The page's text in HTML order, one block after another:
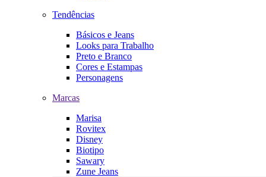
Tendências
Básicos e Jeans
Looks para Trabalho
Preto e Branco
Cores e Estampas
Personagens
Marcas
Marisa
Rovitex
Disney
Biotipo
Sawary
Zune Jeans